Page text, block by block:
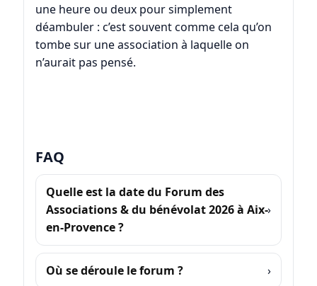
une heure ou deux pour simplement
déambuler : c’est souvent comme cela qu’on
tombe sur une association à laquelle on
n’aurait pas pensé.
FAQ
Quelle est la date du Forum des
Associations & du bénévolat 2026 à Aix-
en-Provence ?
Où se déroule le forum ?